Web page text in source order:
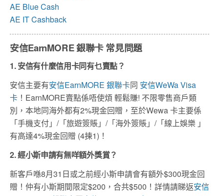
AE Blue Cash
AE IT Cashback
安信EarnMORE 銀聯卡 常見問題
1. 安信有什麼信用卡同有乜賣點？
安信主要有安信EarnMORE 銀聯卡同 安信WeWa Visa
卡 ！EarnMORE賣點係唔使煩 輕鬆賺! 不限零售商戶類
別，本地同海外都有2%現金回贈，至於Wewa 卡主要係
「手機支付」/「旅遊簽賬」/「海外簽賬」/「線上娛樂 」
有高達4%現金回贈 (4揀1)！
2. 經小斯申請有無咩額外獎賞？
新客戶喺8月31日或之前經小斯申請會有額外$300現金回
贈！仲有小斯期間限定$200，合共$500！詳情請睇返安信